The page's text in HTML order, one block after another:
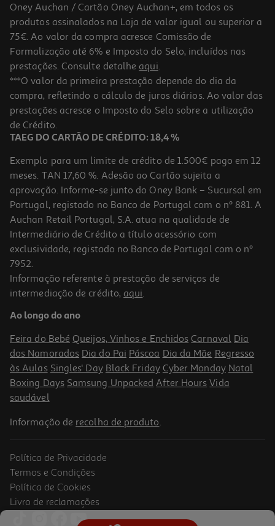
Capa Cellularline Para Samsung A17 Transparente
9.99 €/un
9,99 €
Capa Chroma Cellularline Samsung A17 Rosa
14.99 €/un
14,99 €
Capa Magnética Oppo Reno14 Azul Transparente
Oney Auchan / Cartão Oney Auchan+, em todos os
produtos assinalados na Loja de valor igual ou superior a
75€. Ao valor da compra acresce Comissão de
Formalização até 6% e Imposto do Selo, incluídos nas
prestações. Consulte detalhe aqui.
***O valor da primeira prestação depende do dia da
compra, refletindo o cálculo de juros diários. Ao valor das
prestações acresce o Imposto do Selo sobre a utilização
de Crédito.
TAEG DO CARTÃO DE CRÉDITO: 18,4 %
Exemplo para um limite de crédito de 1.500€ pago em 12
meses. TAN 17,60 %. Adesão ao Cartão sujeita a
aprovação. Informe-se junto do Oney Bank – Sucursal em
Portugal, registado no Banco de Portugal com o nº 881. A
Auchan Retail Portugal, S.A. atua na qualidade de
Intermediário de Crédito a título acessório com
exclusividade, registado no Banco de Portugal com o nº
7952.
Informação referente à prestação de serviços de
intermediação de crédito, aqui.
Ao longo do ano
Feira do Bebé Queijos, Vinhos e Enchidos Carnaval Dia
dos Namorados Dia do Pai Páscoa Dia da Mãe Regresso
às Aulas Singles' Day Black Friday Cyber Monday Natal
Boxing Days Samsung Unpacked After Hours Vida
saudável
Informação de recolha de produto.
Política de Privacidade
Termos e Condições
Política de Cookies
Livro de reclamações